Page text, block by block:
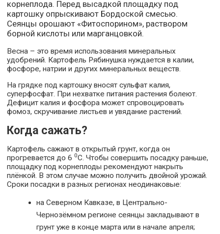
корнеплода. Перед высадкой площадку под
картошку опрыскивают Бордоской смесью.
Сеянцы орошают «Фитоспорином», раствором
борной кислоты или марганцовкой.
Весна – это время использования минеральных
удобрений. Картофель Рябинушка нуждается в калии,
фосфоре, натрии и других минеральных веществ.
На грядке под картошку вносят сульфат калия,
суперфосфат. При нехватке питания растения болеют.
Дефицит калия и фосфора может спровоцировать
фомоз, скручивание листьев и увядание растений.
Когда сажать?
Картофель сажают в открытый грунт, когда он
прогревается до 6 0С. Чтобы совершить посадку раньше,
площадку под корнеплоды рекомендуют накрыть
плёнкой. В этом случае можно получить двойной урожай.
Сроки посадки в разных регионах неодинаковые:
на Северном Кавказе, в Центрально-
Чернозёмном регионе сеянцы закладывают в
грунт уже в конце марта или в начале апреля;